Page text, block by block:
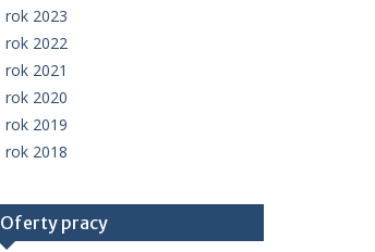
rok 2023
rok 2022
rok 2021
rok 2020
rok 2019
rok 2018
Oferty pracy